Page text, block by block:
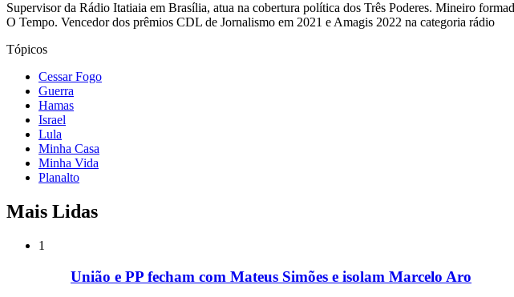
Supervisor da Rádio Itatiaia em Brasília, atua na cobertura política dos Três Poderes. Mineiro
O Tempo. Vencedor dos prêmios CDL de Jornalismo em 2021 e Amagis 2022 na categoria rádio
Tópicos
Cessar Fogo
Guerra
Hamas
Israel
Lula
Minha Casa
Minha Vida
Planalto
Mais Lidas
1
União e PP fecham com Mateus Simões e isolam Marcelo Aro